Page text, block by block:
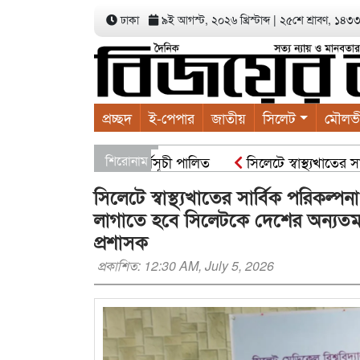
ঢাকা ৯ই আগস্ট, ২০২৬ খ্রিস্টাব্দ| ২৫শে শ্রাবণ, ১৪৩৩
প্রচ্ছদ ই-পেপার জাতীয় সিলেট
শিরোনাম
বৃক্ষরোপণ কর্মসূচী পালিত
সিলেটে স্বাস্থ্যখাতের
নন : স্বরাষ্ট্রমন্ত্রী
সিসিকের পাঁচ ওয়ার্ডে এক হাজার
সিলেটে স্বাস্থ্যখাতের সার্বিক
লাগাতে হবে সিলেটকে দেশের
প্রশাসক
প্রকাশিত: 12:30 AM, July 5, 2026